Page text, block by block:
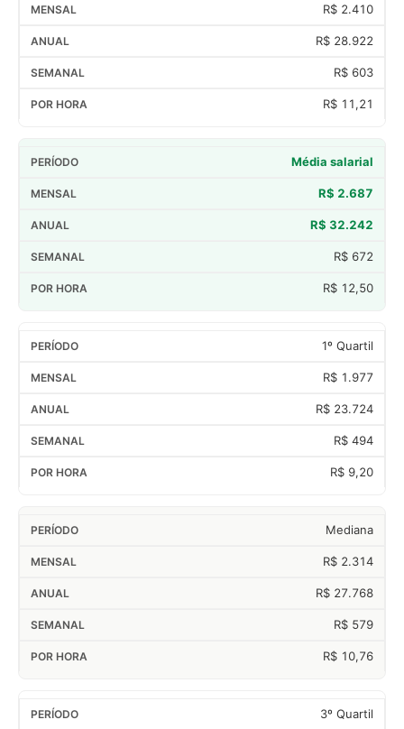
R$ 2.410
R$ 28.922
R$ 603
R$ 11,21
Média salarial
R$ 2.687
R$ 32.242
R$ 672
R$ 12,50
1º Quartil
R$ 1.977
R$ 23.724
R$ 494
R$ 9,20
Mediana
R$ 2.314
R$ 27.768
R$ 579
R$ 10,76
3º Quartil